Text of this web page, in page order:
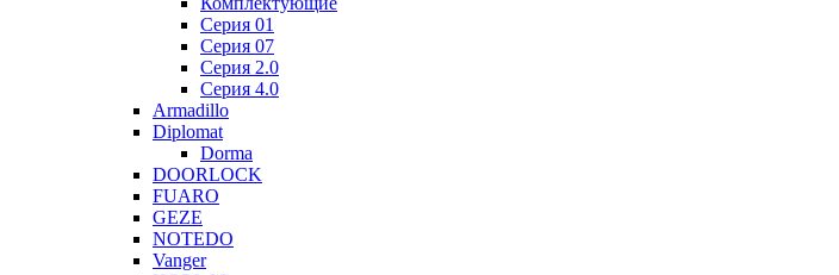
Серия 01
Серия 07
Серия 2.0
Серия 4.0
Armadillo
Diplomat
Dorma
DOORLOCK
FUARO
GEZE
NOTEDO
Vanger